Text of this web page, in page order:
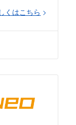
くはこちら